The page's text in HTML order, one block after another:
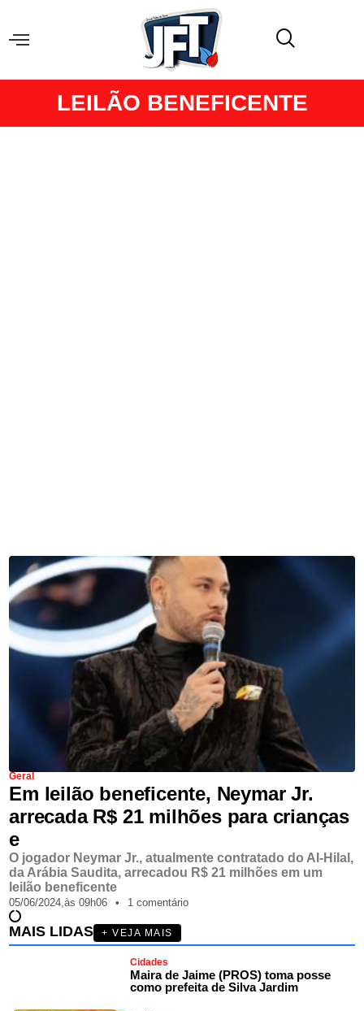
LEILÃO BENEFICENTE
Geral
Em leilão beneficente, Neymar Jr.
arrecada R$ 21 milhões para crianças
e
O jogador Neymar Jr., atualmente contratado do Al-Hilal,
da Arábia Saudita, arrecadou R$ 21 milhões em um
leilão beneficente
05/06/2024,às 09h06 • 1 comentário
MAIS LIDAS + VEJA MAIS
Cidades
Maira de Jaime (PROS) toma posse
como prefeita de Silva Jardim